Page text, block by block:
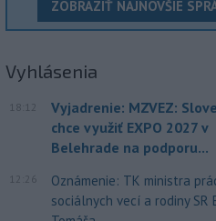
ZOBRAZIŤ NAJNOVŠIE
Vyhlásenia
18:12
Vyjadrenie: MZVEZ:
chce využiť EXPO 2027 v
Belehrade na podporu...
12:26
Oznámenie: TK ministra
sociálnych vecí a rodiny SR